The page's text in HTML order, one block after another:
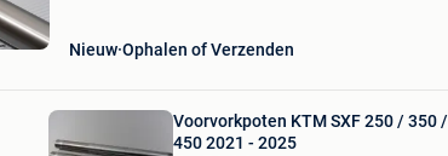
Nieuw Ophalen of Verzenden
Voorvorkpoten KTM SXF 250 / 350 /
450 2021 - 2025